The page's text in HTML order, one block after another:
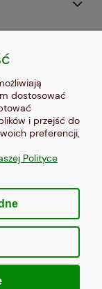
dostosować
i przejść do
preferencji,
Polityce